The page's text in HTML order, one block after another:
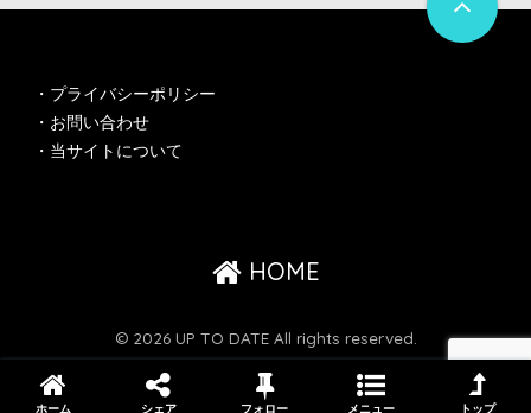
・ プライバシーポリシー
・ お問い合わせ
・ 当サイトについて
HOME
© 2026 UP TO DATE All rights reserved.
ホーム シェア フォロー メニュー トップ